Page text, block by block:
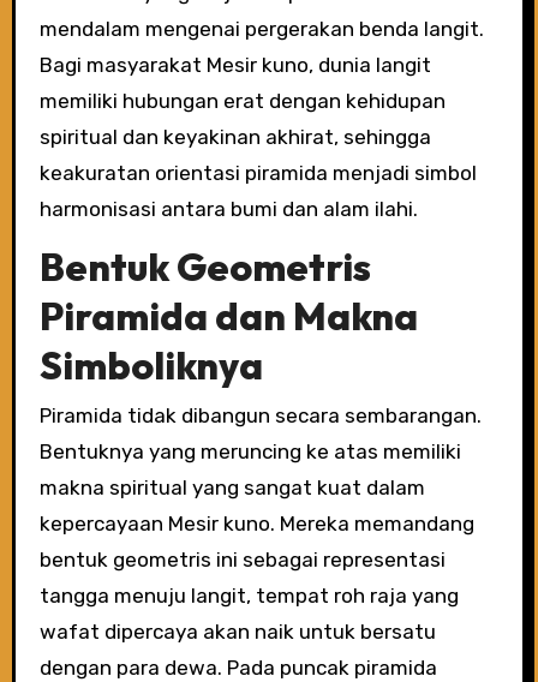
mendalam mengenai pergerakan benda langit.
Bagi masyarakat Mesir kuno, dunia langit
memiliki hubungan erat dengan kehidupan
spiritual dan keyakinan akhirat, sehingga
keakuratan orientasi piramida menjadi simbol
harmonisasi antara bumi dan alam ilahi.
Bentuk Geometris
Piramida dan Makna
Simboliknya
Piramida tidak dibangun secara sembarangan.
Bentuknya yang meruncing ke atas memiliki
makna spiritual yang sangat kuat dalam
kepercayaan Mesir kuno. Mereka memandang
bentuk geometris ini sebagai representasi
tangga menuju langit, tempat roh raja yang
wafat dipercaya akan naik untuk bersatu
dengan para dewa. Pada puncak piramida